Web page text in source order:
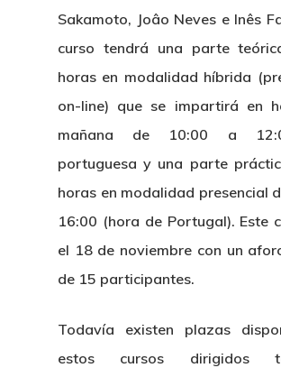
Sakamoto, Joâo Neves e Inês
curso tendrá una parte
horas en modalidad híbrida
on-line) que se impartirá en
mañana de 10:00 a
portuguesa y una parte
horas en modalidad presencial
16:00 (hora de Portugal). Este
el 18 de noviembre con un
de 15 participantes.
Todavía existen plazas
estos cursos dirigidos